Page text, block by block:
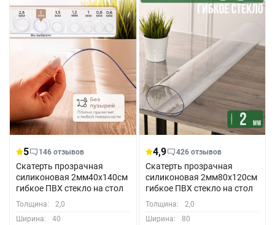
5 146 отзывов
Скатерть прозрачная
силиконовая 2мм40x140см
гибкое ПВХ стекло на стол
Толщина:
2,0
Ширина:
40
4,9 426 отзывов
Скатерть прозрачная
силиконовая 2мм80x120см
гибкое ПВХ стекло на стол
Толщина:
2,0
Ширина:
80